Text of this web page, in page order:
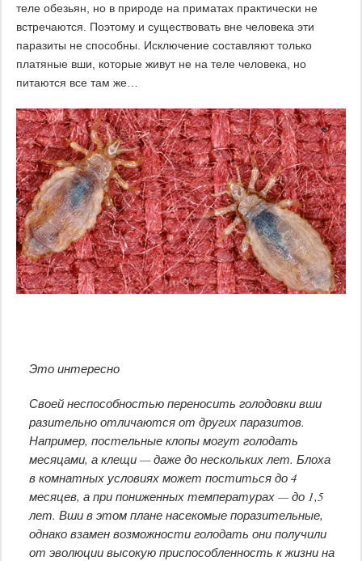
теле обезьян, но в природе на приматах практически не
встречаются. Поэтому и существовать вне человека эти
паразиты не способны. Исключение составляют только
платяные вши, которые живут не на теле человека, но
питаются все там же…
Это интересно
Своей неспособностью переносить голодовки вши
разительно отличаются от других паразитов.
Например, постельные клопы могут голодать
месяцами, а клещи — даже до нескольких лет. Блоха
в комнатных условиях может поститься до 4
месяцев, а при пониженных температурах — до 1,5
лет. Вши в этом плане насекомые поразительные,
однако взамен возможности голодать они получили
от эволюции высокую приспособленность к жизни на